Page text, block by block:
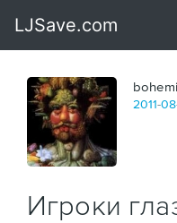
2011-08
Игроки